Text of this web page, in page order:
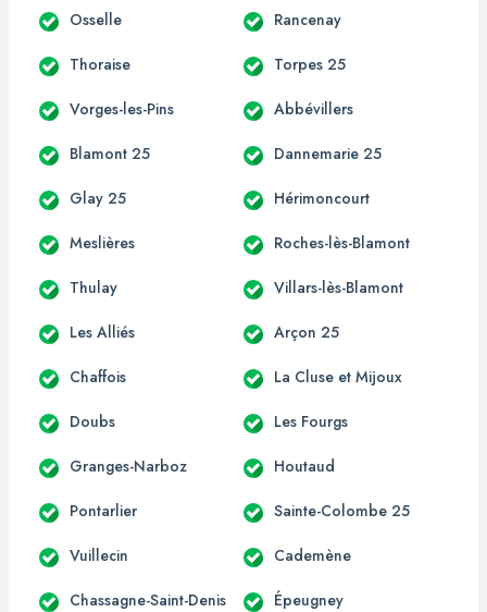
Osselle Rancenay
Thoraise Torpes 25
Vorges-les-Pins Abbévillers
Blamont 25 Dannemarie 25
Glay 25 Hérimoncourt
Meslières Roches-lès-Blamont
Thulay Villars-lès-Blamont
Les Alliés Arçon 25
Chaffois La Cluse et Mijoux
Doubs Les Fourgs
Granges-Narboz Houtaud
Pontarlier Sainte-Colombe 25
Vuillecin Cademène
Chassagne-Saint-Denis Épeugney